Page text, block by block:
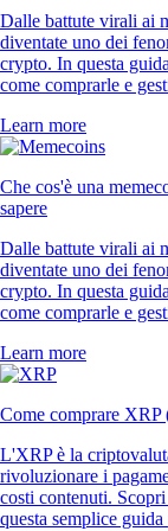
Dalle battute virali ai
diventate uno dei
crypto. In questa
come comprarle e
Learn more
Che cos'è una
sapere
Dalle battute virali ai
diventate uno dei
crypto. In questa
come comprarle e
Learn more
Come comprare
L'XRP è la
rivoluzionare i
costi contenuti.
questa semplice guida